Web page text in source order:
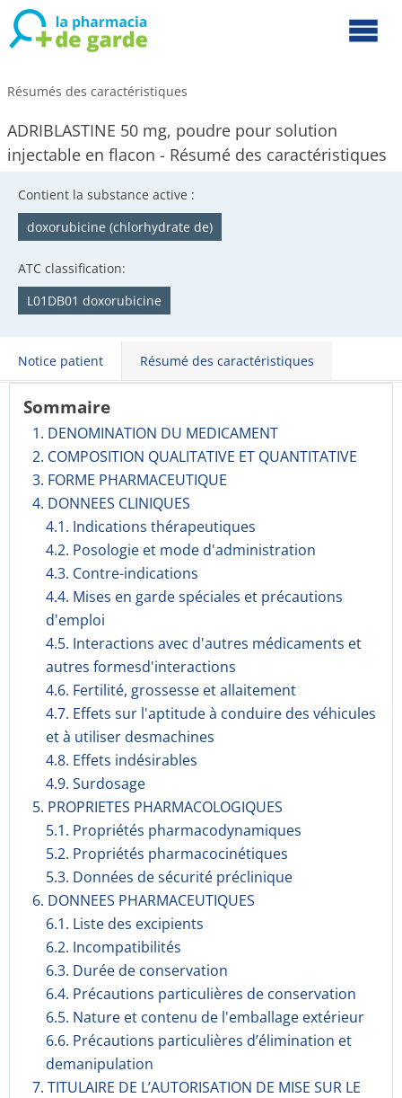
Résumés des caractéristiques
ADRIBLASTINE 50 mg, poudre pour solution
injectable en flacon - Résumé des caractéristiques
Contient la substance active :
doxorubicine (chlorhydrate de)
ATC classification:
L01DB01 doxorubicine
Notice patient Résumé des caractéristiques
Sommaire
1. DENOMINATION DU MEDICAMENT
2. COMPOSITION QUALITATIVE ET QUANTITATIVE
3. FORME PHARMACEUTIQUE
4. DONNEES CLINIQUES
4.1. Indications thérapeutiques
4.2. Posologie et mode d'administration
4.3. Contre-indications
4.4. Mises en garde spéciales et précautions
d'emploi
4.5. Interactions avec d'autres médicaments et
autres formesd'interactions
4.6. Fertilité, grossesse et allaitement
4.7. Effets sur l'aptitude à conduire des véhicules
et à utiliser desmachines
4.8. Effets indésirables
4.9. Surdosage
5. PROPRIETES PHARMACOLOGIQUES
5.1. Propriétés pharmacodynami­ques
5.2. Propriétés pharmacocinéti­ques
5.3. Données de sécurité préclinique
6. DONNEES PHARMACEUTIQUES
6.1. Liste des excipients
6.2. Incompati­bilités
6.3. Durée de conservation
6.4. Précautions particulières de conservation
6.5. Nature et contenu de l'emballage extérieur
6.6. Précautions particulières d’élimination et
demanipulation
7. TITULAIRE DE L’AUTORISATION DE MISE SUR LE